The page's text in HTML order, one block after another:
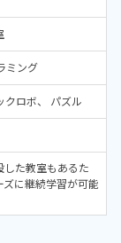
ミング
クロボ パズル
した教室もあるた
に継続学習が可能